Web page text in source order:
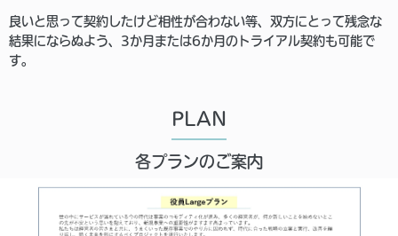
良いと思って契約したけど相性が合わない等、双方にとって残念な
結果にならぬよう、3か月または6か月のトライアル契約も可能で
す。
PLAN
各プランのご案内